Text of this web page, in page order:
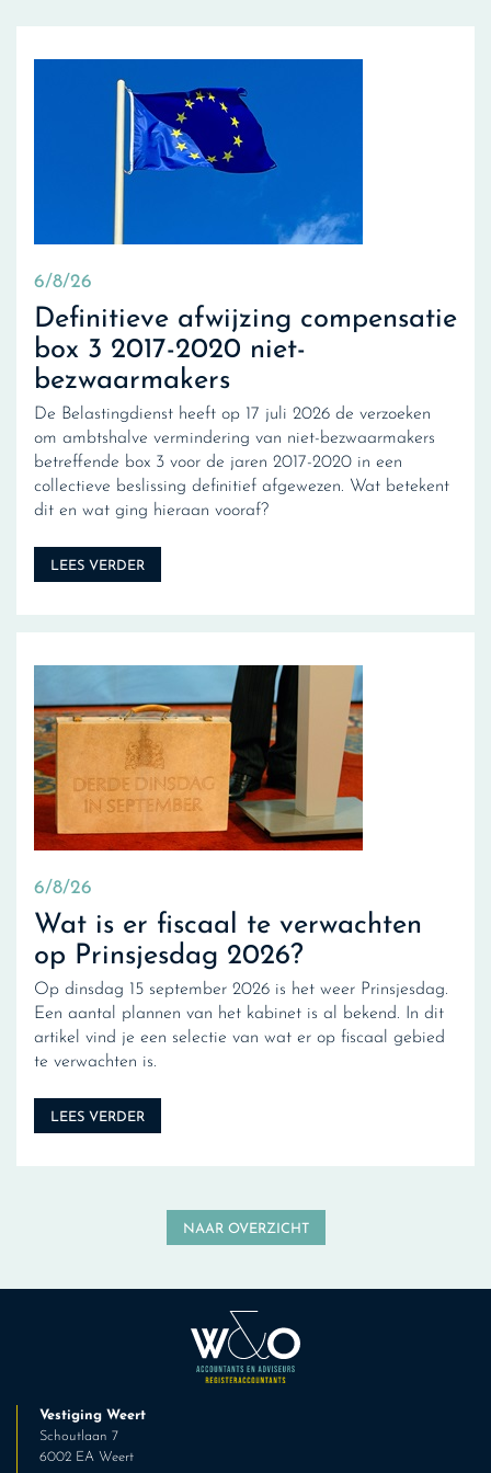
6/8/26
Definitieve afwijzing compensatie
box 3 2017-2020 niet-
bezwaarmakers
De Belastingdienst heeft op 17 juli 2026 de verzoeken
om ambtshalve vermindering van niet-bezwaarmakers
betreffende box 3 voor de jaren 2017-2020 in een
collectieve beslissing definitief afgewezen. Wat betekent
dit en wat ging hieraan vooraf?
LEES VERDER
6/8/26
Wat is er fiscaal te verwachten
op Prinsjesdag 2026?
Op dinsdag 15 september 2026 is het weer Prinsjesdag.
Een aantal plannen van het kabinet is al bekend. In dit
artikel vind je een selectie van wat er op fiscaal gebied
te verwachten is.
LEES VERDER
NAAR OVERZICHT
Vestiging Weert
Schoutlaan 7
6002 EA Weert